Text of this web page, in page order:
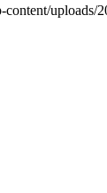
content/